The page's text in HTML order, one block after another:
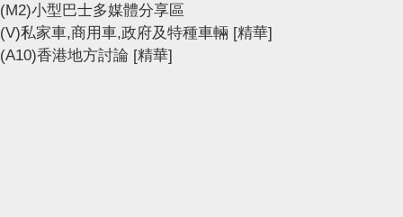
(M2)小型巴士多媒體分享區
(V)私家車,商用車,政府及特種車輛 [精華]
(A10)香港地方討論 [精華]